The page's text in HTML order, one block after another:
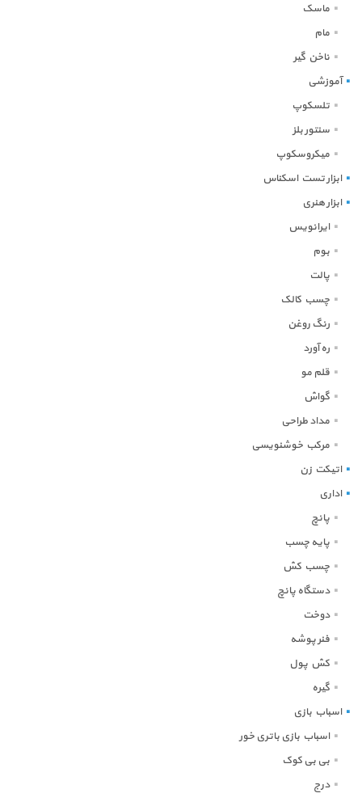
ماسک
مام
ناخن گیر
آموزشی
تلسکوپ
سنتور بلز
میکروسکوپ
ابزار تست اسکناس
ابزار هنری
ایرانویس
بوم
پالت
چسب کالک
رنگ روغن
ره آورد
قلم مو
گواش
مداد طراحی
مرکب خوشنویسی
اتیکت زن
اداری
پانچ
پایه چسب
چسب کش
دستگاه پانچ
دوخت
فنر پوشه
کش پول
گیره
اسباب بازی
اسباب بازی باتری خور
بی بی کوک
درج